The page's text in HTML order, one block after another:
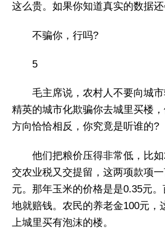
这么贵。如果你知道真实的数据
不骗你，行吗?
5
毛主席说，农村人不要向城市
精英的城市化欺骗你去城里买楼，
方向恰恰相反，你究竟是听谁的?
他们把粮价压得非常低，比
交农业税又交提留，这两项款项
元。那年玉米的价格是是0.35元
地就赔钱。农民的养老金100元，
上城里买有泡沫的楼。